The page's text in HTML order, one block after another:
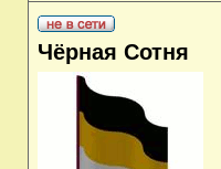
Чёрная Сотня